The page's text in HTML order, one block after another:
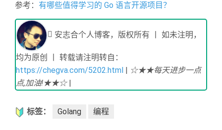
参考： 有哪些值得学习的 Go 语言开源项目？
安志合个人博客，版权所有 丨 如未注明，
均为原创 丨 转载请注明转自：
https://chegva.com/5202.html | ☆★★每天进步一点
点,加油!★★☆|
标签： Golang 编程